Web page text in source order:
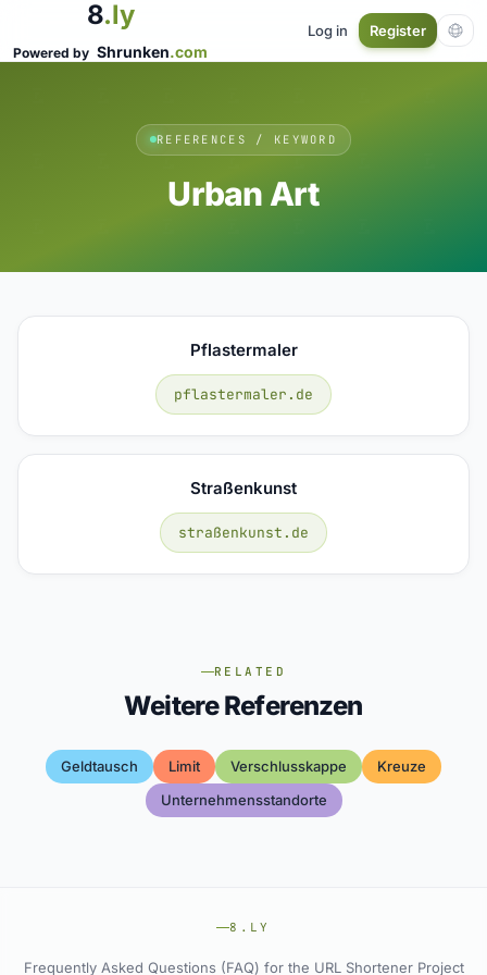
8.ly
Powered by Shrunken.com
Log in Register
REFERENCES / KEYWORD
Urban Art
Pflastermaler
pflastermaler.de
Straßenkunst
straßenkunst.de
RELATED
Weitere Referenzen
Geldtausch Limit Verschlusskappe
Kreuze
Unternehmensstandorte
8.LY
Frequently Asked Questions (FAQ) for the URL Shortener Project